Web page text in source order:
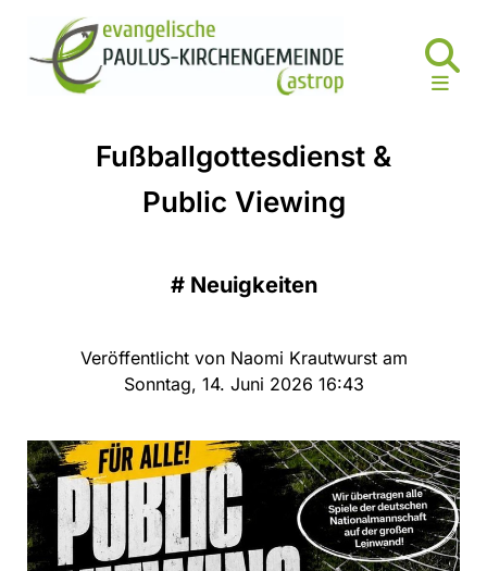
Fußballgottesdienst &
Public Viewing
# Neuigkeiten
Veröffentlicht von Naomi Krautwurst am
Sonntag, 14. Juni 2026 16:43